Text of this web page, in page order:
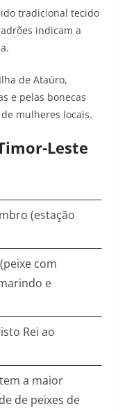
tradicional tecido
indicam a
de Ataúro,
e pelas bonecas
mulheres locais.
Leste
(estação
com
e
Rei ao
a maior
de peixes de